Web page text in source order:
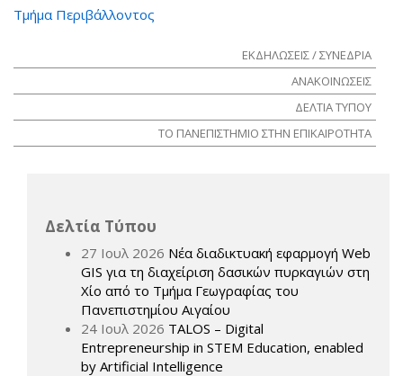
Τμήμα Περιβάλλοντος
ΕΚΔΗΛΩΣΕΙΣ / ΣΥΝΕΔΡΙΑ
ΑΝΑΚΟΙΝΩΣΕΙΣ
ΔΕΛΤΙΑ ΤΥΠΟΥ
ΤΟ ΠΑΝΕΠΙΣΤΗΜΙΟ ΣΤΗΝ ΕΠΙΚΑΙΡΟΤΗΤΑ
Δελτία Τύπου
27 Ιουλ 2026 Νέα διαδικτυακή εφαρμογή Web
GIS για τη διαχείριση δασικών πυρκαγιών στη
Χίο από το Τμήμα Γεωγραφίας του
Πανεπιστημίου Αιγαίου
24 Ιουλ 2026 TALOS – Digital
Entrepreneurship in STEM Education, enabled
by Artificial Intelligence